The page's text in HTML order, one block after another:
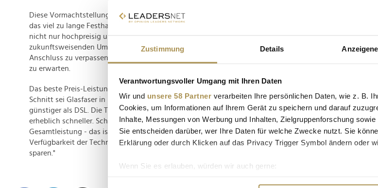
Zustimmung Details
Verantwortungsvoller Umgang mit Ihren Daten
Wir und unsere 58 Partner verarbeiten Ihre persönlichen Daten, wie z. B.
Cookies, um Informationen auf Ihrem Gerät zu speichern und darauf
Inhalte, Messungen von Werbung und Inhalten, Zielgruppenforschung
Sie entscheiden darüber, wer Ihre Daten für welche Zwecke nutzt. Sie
Erklärung oder durch Klicken auf das Privacy Trigger Symbol ändern oder
Wenn Sie es erlauben, würden wir auch gerne:
Diese Vormachtstellung des Ex-Monopolisten sei ein wesentlicher Grund für
das viel zu lange Festhalten an der veralteten DSL-Technik. Deutschland sei
nicht nur hochpreisig unterwegs, sondern drohe auch beim
zukunftsweisenden Umstieg von Kupfer- auf Glasfaserleitungen den
Anschluss zu verpassen. Das DSL-Aus sei daher nicht vor den 2030er-Jahren
zu erwarten.
Das beste Preis-Leistungs-Verhältnis bieten laut Verivox Glasfasertarife. Im
Schnitt sei Glasfaser in Relation zur gebotenen Leistung um 47 Prozent
günstiger als DSL. Die Tarife seien zumeist deutlich besser ausgestattet und
erheblich schneller. Schamberg: "Glasfaser bietet die günstigste
Gesamtleistung - das ist vielen Verbrauchern nicht bewusst. Je nach
Verfügbarkeit der Techniken, können Kunden oft über 200 Euro im Jahr
sparen."